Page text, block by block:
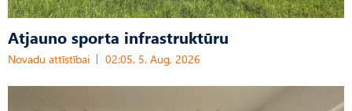
Atjauno sporta infrastruktūru
Novadu attīstībai 02:05, 5. Aug, 2026